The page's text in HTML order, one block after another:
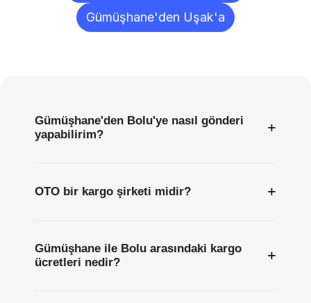
Gümüşhane'den Uşak'a
Gümüşhane'den Bolu'ye nasıl gönderi
yapabilirim?
+
OTO bir kargo şirketi midir? +
Gümüşhane ile Bolu arasındaki kargo
ücretleri nedir?
+